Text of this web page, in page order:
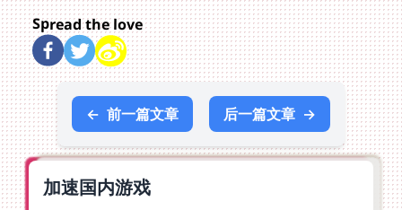
Spread the love
← 前一篇文章 后一篇文章 →
加速国内游戏